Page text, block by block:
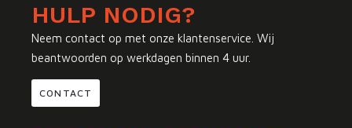
HULP NODIG?
Neem contact op met onze klantenservice. Wij
beantwoorden op werkdagen binnen 4 uur.
CONTACT